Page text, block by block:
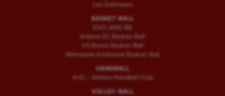
Les Gothiques
BASKET-BALL
ESCLAMS BB
Amiens SC Basket-Ball
US Boves Basket-Ball
Métropole Amiénoise Basket-Ball
HANDBALL
AHC – Amiens Handball Club
VOLLEY-BALL